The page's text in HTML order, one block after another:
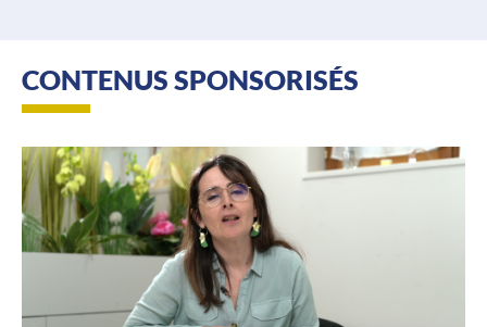
CONTENUS SPONSORISÉS